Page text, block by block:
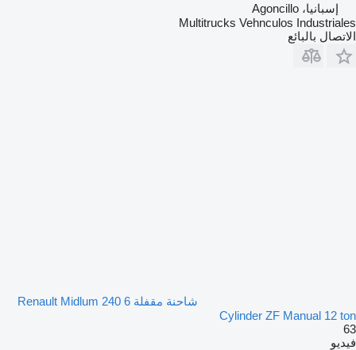
إسبانيا، Agoncillo
Multitrucks Vehnculos Industriales
الاتصال بالبائع
شاحنة مقفلة Renault Midlum 240 6
Cylinder ZF Manual 12 ton
63
فيديو